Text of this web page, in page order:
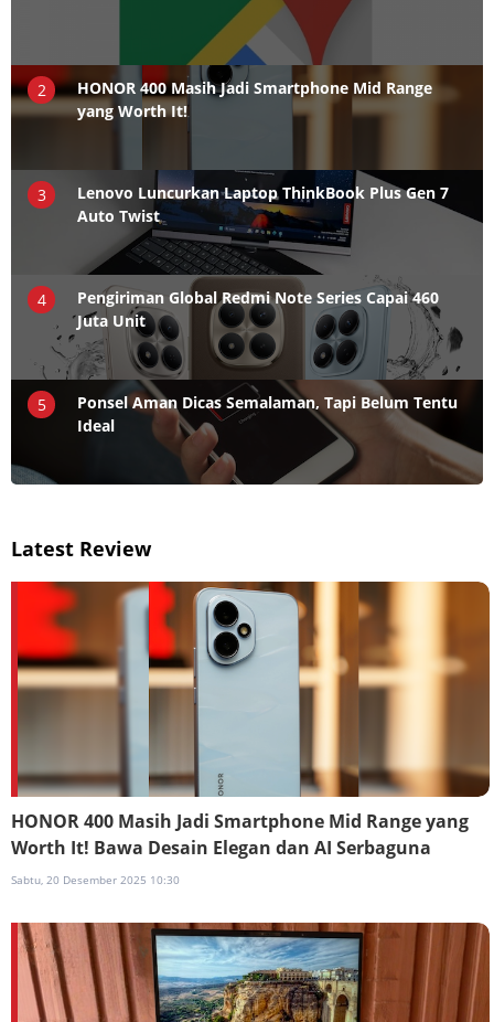
2
HONOR 400 Masih Jadi Smartphone Mid Range
yang Worth It!
3
Lenovo Luncurkan Laptop ThinkBook Plus Gen 7
Auto Twist
4
Pengiriman Global Redmi Note Series Capai 460
Juta Unit
5
Ponsel Aman Dicas Semalaman, Tapi Belum Tentu
Ideal
Latest Review
HONOR 400 Masih Jadi Smartphone Mid Range yang
Worth It! Bawa Desain Elegan dan AI Serbaguna
Sabtu, 20 Desember 2025 10:30